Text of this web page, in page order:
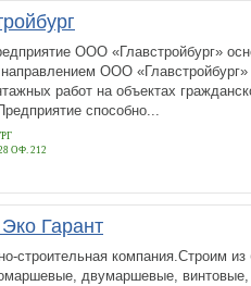
ООО «Главстройбург»
ООО «Главстройбург»
работ на объектах
способно...
ОФ. 212
Гарант
строительная компания.Строим
двумаршевые, винтовые,